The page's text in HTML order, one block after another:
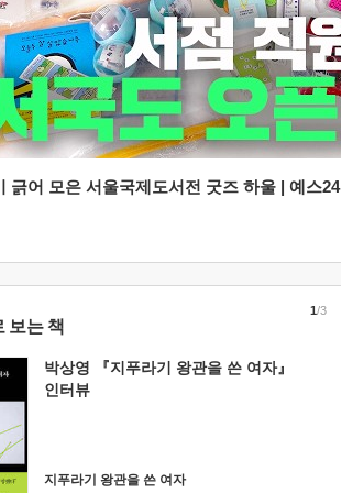
긁어 모은 서울국제도서전 굿즈 하울 | 예스24
보는 책
박상영 『지푸라기 왕관을 쓴 여자』
인터뷰
지푸라기 왕관을 쓴 여자
1/3